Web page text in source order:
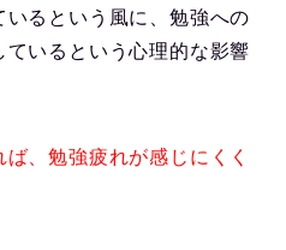
るという風に、勉強への
いるという心理的な影響
、勉強疲れが感じにくく